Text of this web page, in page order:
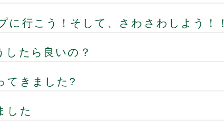
に行こう！そして、さわさわしよう！！
したら良いの？
てきました?
した